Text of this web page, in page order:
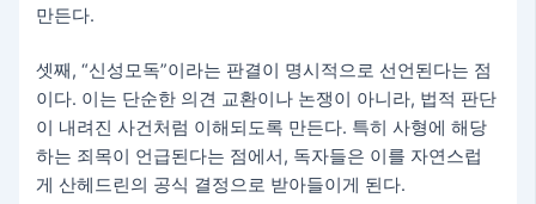
만든다.
셋째, “신성모독”이라는 판결이 명시적으로 선언된다는 점
이다. 이는 단순한 의견 교환이나 논쟁이 아니라, 법적 판단
이 내려진 사건처럼 이해되도록 만든다. 특히 사형에 해당
하는 죄목이 언급된다는 점에서, 독자들은 이를 자연스럽
게 산헤드린의 공식 결정으로 받아들이게 된다.